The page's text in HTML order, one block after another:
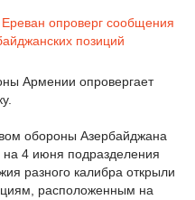
Армении опровергает
обороны Азербайджана
4 июня подразделения
разного калибра открыли
расположенным на